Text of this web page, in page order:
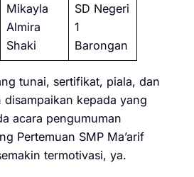
Mikayla
Almira
Shaki
SD Negeri
1
Barongan
tunai, sertifikat, piala, dan
kepada yang
acara pengumuman
Pertemuan SMP Ma’arif
termotivasi, ya.